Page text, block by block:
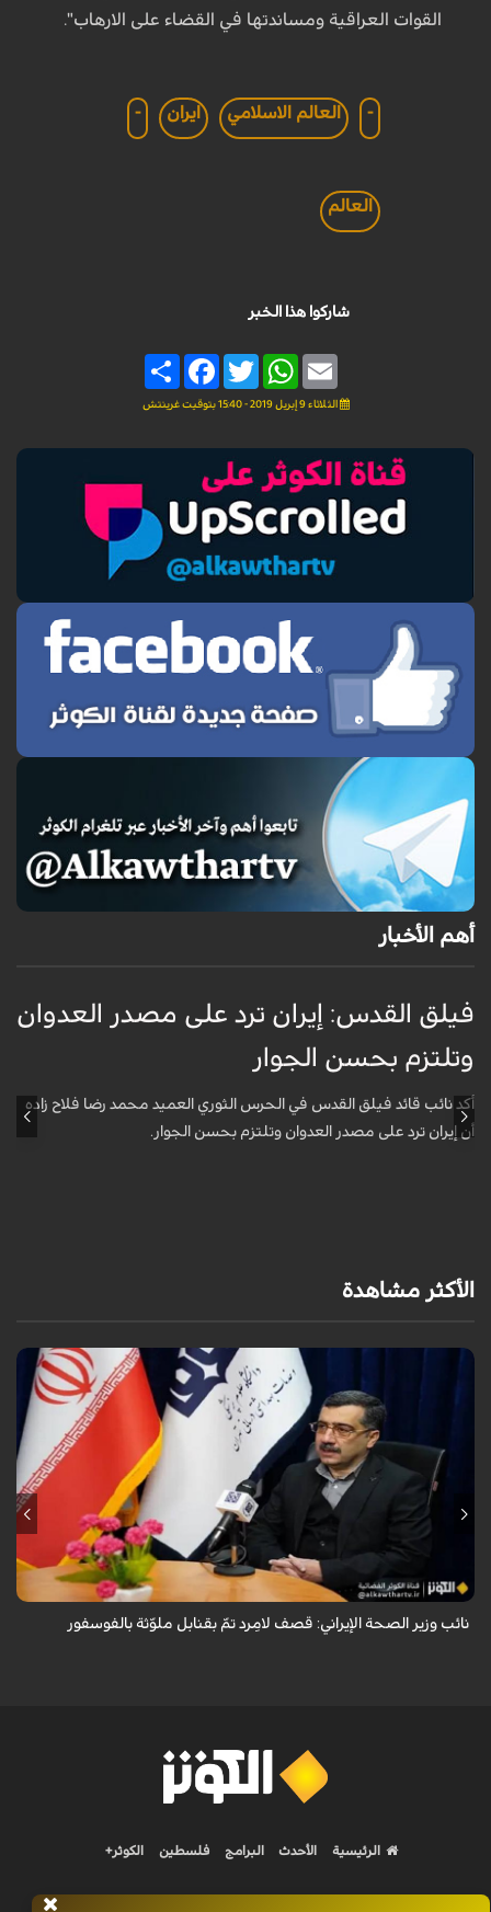
القوات العراقية ومساندتها في القضاء على الارهاب".
- العالم الاسلامي ايران -
العالم
شاركوا هذا الخبر
Share
FacebookTwitter
WhatsAppEmail
الثلاثاء 9 إبريل 2019 - 15:40 بتوقيت غرينتش
أهم الأخبار
فيلق القدس: إيران ترد على مصدر العدوان
وتلتزم بحسن الجوار
أكد نائب قائد فيلق القدس في الحرس الثوري العميد محمد رضا فلاح زاده
أن إيران ترد على مصدر العدوان وتلتزم بحسن الجوار.
الأكثر مشاهدة
قال معاون وزير الصحة الإيراني لشؤون البحوث والتكنولوجيا، شاهين آخوندزاده،
إن التحقيقات التي أجرتها وزارة الصحة بشأن قصف مدينة لامِرد في محافظة
نائب وزير الصحة الإيراني: قصف لامِرد تمّ بقنابل ملوّثة بالفوسفور
الرئيسية الأحدث البرامج فلسطين الكوثر+